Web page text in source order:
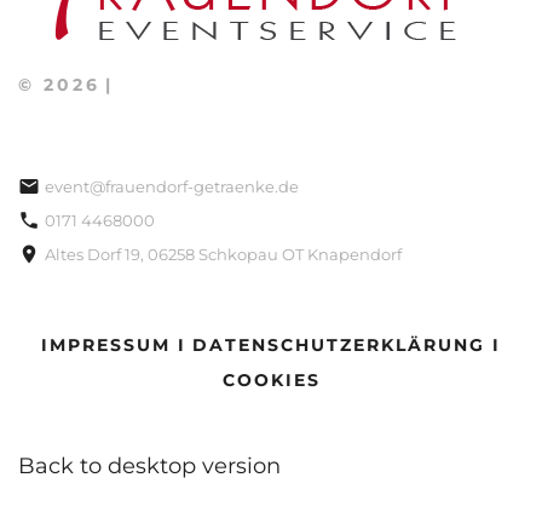
© 2026
event@frauendorf-getraenke.de
0171 4468000
Altes Dorf 19, 06258 Schkopau OT Knapendorf
IMPRESSUM I DATENSCHUTZERKLÄRUNG I
COOKIES
Back to desktop version